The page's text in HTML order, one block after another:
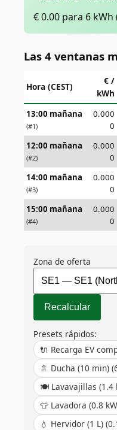
€0.00 para 6 kWh
Las 4 ventanas
Hora (CEST)
€ /
kWh
13:00 mañana
(#1)
0.000
0
12:00 mañana
(#2)
0.000
0
14:00 mañana
(#3)
0.000
0
15:00 mañana
(#4)
0.000
0
Zona de oferta
Recalcular
Presets rápidos:
🔌 Recarga EV
🚿 Ducha (10 min) (
🍽️ Lavavajillas (1.4
👕 Lavadora (0.8
💧 Hervidor (1 L) (